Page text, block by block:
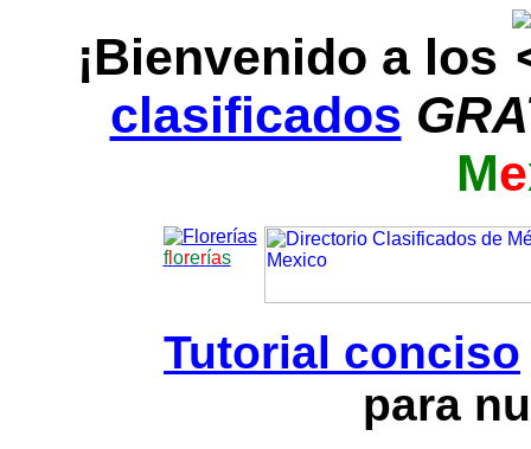
¡Bienvenido a los
clasificados
Me
florerías
Tutorial conciso
para